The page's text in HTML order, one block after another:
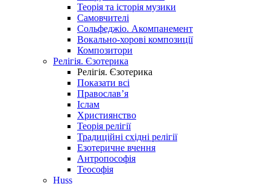
Теорія та історія музики
Самовчителі
Сольфеджіо. Акомпанемент
Вокально-хорові композиції
Композитори
Релігія. Єзотерика
Релігія. Єзотерика
Показати всі
Православ’я
Іслам
Християнство
Теорія релігії
Традиційні східні релігії
Езотеричне вчення
Антропософія
Теософія
Huss